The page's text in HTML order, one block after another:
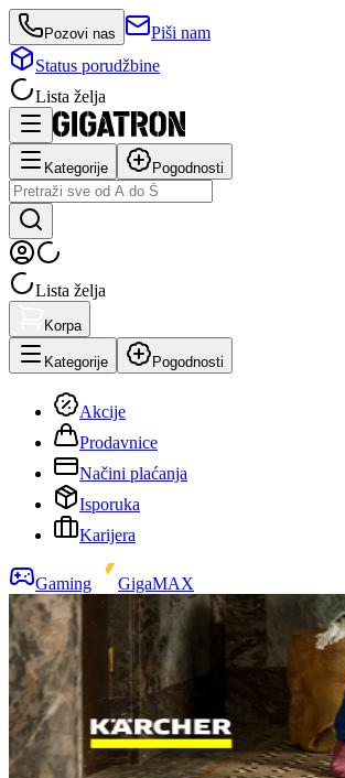
Pozovi nas
Piši nam
Status porudžbine
Lista želja
Kategorije Pogodnosti
Lista želja
Korpa
Kategorije Pogodnosti
Akcije
Prodavnice
Načini plaćanja
Isporuka
Karijera
Gaming GigaMAX